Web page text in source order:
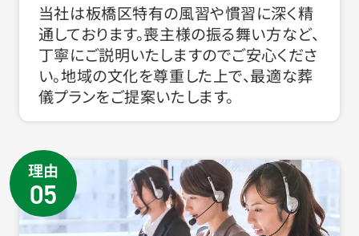
当社は板橋区特有の風習や慣習に深く精
通しております。喪主様の振る舞い方など、
丁寧にご説明いたしますのでご安心くださ
い。地域の文化を尊重した上で、最適な葬
儀プランをご提案いたします。
理由
05